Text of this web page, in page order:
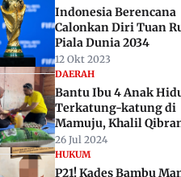
Indonesia Berencana
Calonkan Diri Tuan
Piala Dunia 2034
12 Okt 2023
DAERAH
Bantu Ibu 4 Anak
Terkatung-katung di
Mamuju, Khalil
Janji Sisihkan Gaji
Pertamanya
26 Jul 2024
HUKUM
P21! Kades Bambu